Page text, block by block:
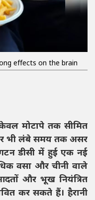
effects on the brain
मोटापे तक सीमित
भी लंबे समय तक असर
डीसी में हुई एक नई
वसा और चीनी वाले
और भूख नियंत्रित
कर सकते हैं। हैरानी